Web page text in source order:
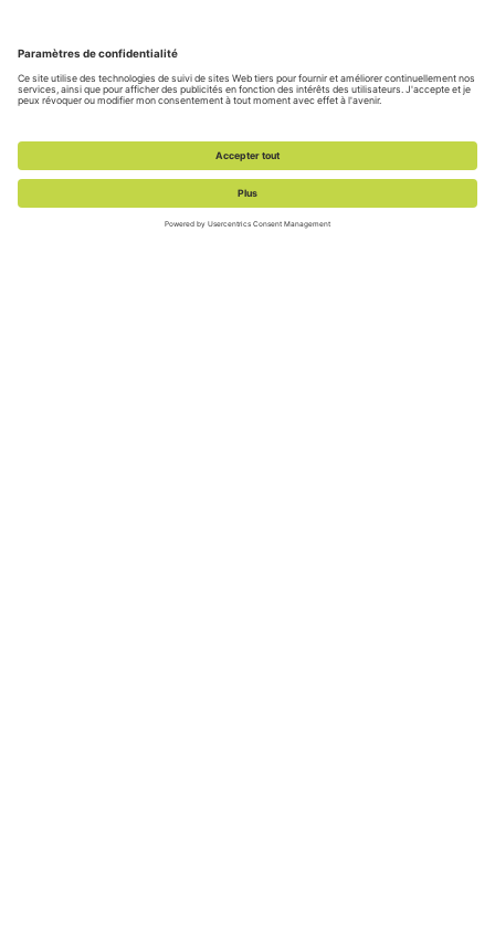
Politique De Confidentialité
Politique De Cookies
Préférences En Matière De Cookies
Politique de divulgation des vulnérabilités